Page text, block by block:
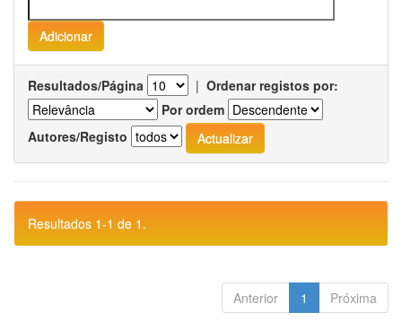
Resultados/Página | Ordenar registos por:
Por ordem
Autores/Registo
Resultados 1-1 de 1.
Anterior 1 Próxima